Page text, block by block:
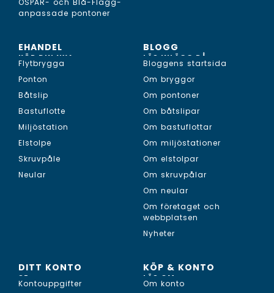
anpassade pontoner
EHANDEL
KÖP DIN NYA...
Flytbrygga
Ponton
Båtslip
Bastuflotte
Miljöstation
Elstolpe
Skruvpåle
Neular
BLOGG
LÄS INLÄGG PÅ...
Bloggens startsida
Om bryggor
Om pontoner
Om båtslipar
Om bastuflottar
Om miljöstationer
Om elstolpar
Om skruvpålar
Om neular
Om företaget och
webbplatsen
Nyheter
DITT KONTO
SE...
Kontouppgifter
KÖP & KONTO
LÄS OM...
Om konto